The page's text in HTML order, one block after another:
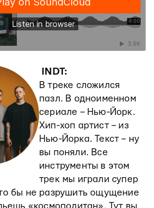
INDT:
В треке сложился
пазл. В одноименном
сериале – Нью-Йорк.
Хип-хоп артист – из
Нью-Йорка. Текст – ну
вы поняли. Все
инструменты в этом
трек мы играли супер
бы не разрушить ощущение